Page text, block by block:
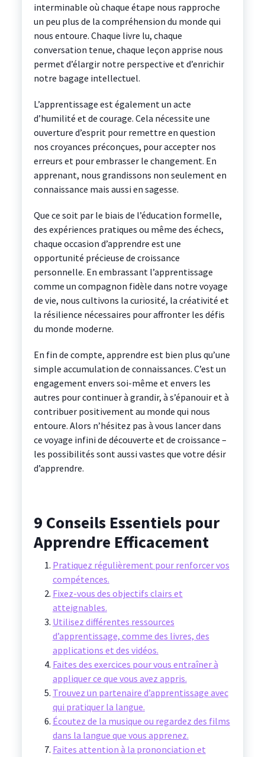
interminable où chaque étape nous rapproche
un peu plus de la compréhension du monde qui
nous entoure. Chaque livre lu, chaque
conversation tenue, chaque leçon apprise nous
permet d’élargir notre perspective et d’enrichir
notre bagage intellectuel.
L’apprentissage est également un acte
d’humilité et de courage. Cela nécessite une
ouverture d’esprit pour remettre en question
nos croyances préconçues, pour accepter nos
erreurs et pour embrasser le changement. En
apprenant, nous grandissons non seulement en
connaissance mais aussi en sagesse.
Que ce soit par le biais de l’éducation formelle,
des expériences pratiques ou même des échecs,
chaque occasion d’apprendre est une
opportunité précieuse de croissance
personnelle. En embrassant l’apprentissage
comme un compagnon fidèle dans notre voyage
de vie, nous cultivons la curiosité, la créativité et
la résilience nécessaires pour affronter les défis
du monde moderne.
En fin de compte, apprendre est bien plus qu’une
simple accumulation de connaissances. C’est un
engagement envers soi-même et envers les
autres pour continuer à grandir, à s’épanouir et à
contribuer positivement au monde qui nous
entoure. Alors n’hésitez pas à vous lancer dans
ce voyage infini de découverte et de croissance –
les possibilités sont aussi vastes que votre désir
d’apprendre.
9 Conseils Essentiels pour
Apprendre Efficacement
Pratiquez régulièrement pour renforcer vos
compétences.
Fixez-vous des objectifs clairs et
atteignables.
Utilisez différentes ressources
d’apprentissage, comme des livres, des
applications et des vidéos.
Faites des exercices pour vous entraîner à
appliquer ce que vous avez appris.
Trouvez un partenaire d’apprentissage avec
qui pratiquer la langue.
Écoutez de la musique ou regardez des films
dans la langue que vous apprenez.
Faites attention à la prononciation et